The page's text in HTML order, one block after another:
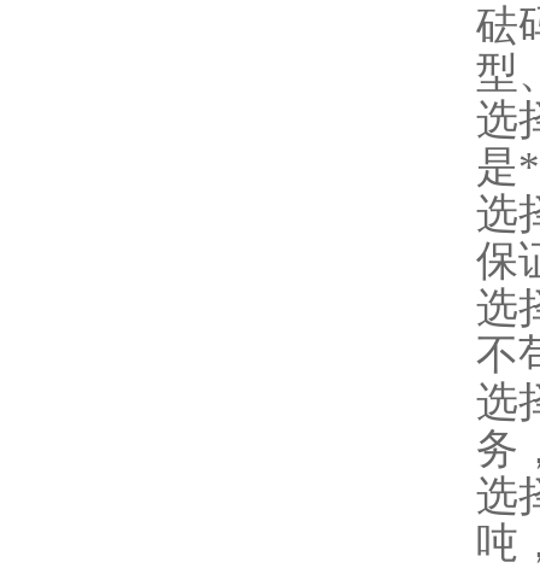
砝
型
选
是
选
保
选
不
选
务
选
吨